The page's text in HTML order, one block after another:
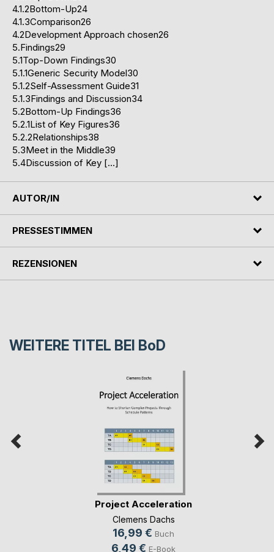
4.1.2Bottom-Up24
4.1.3Comparison26
4.2Development Approach chosen26
5.Findings29
5.1Top-Down Findings30
5.1.1Generic Security Model30
5.1.2Self-Assessment Guide31
5.1.3Findings and Discussion34
5.2Bottom-Up Findings36
5.2.1List of Key Figures36
5.2.2Relationships38
5.3Meet in the Middle39
5.4Discussion of Key […]
AUTOR/IN
PRESSESTIMMEN
REZENSIONEN
WEITERE TITEL BEI BoD
Project Acceleration
Clemens Dachs
16,99 € Buch
6,49 € E-Book